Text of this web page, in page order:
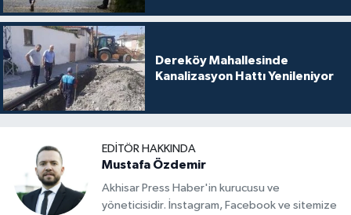
Dereköy Mahallesinde
Kanalizasyon Hattı Yenileniyor
EDITÖR HAKKINDA
Mustafa Özdemir
Akhisar Press Haber'in kurucusu ve
yöneticisidir. İnstagram, Facebook ve sitemize